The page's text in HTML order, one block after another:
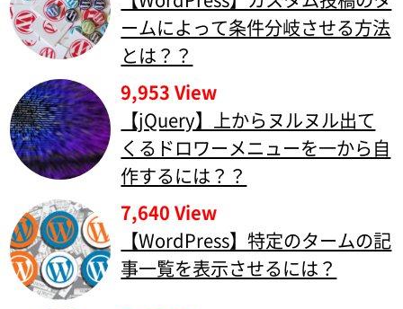
ームによって条件分岐させる方法
とは？？
9,953 View
【jQuery】上からヌルヌル出て
くるドロワーメニューを一から自
作するには？？
7,640 View
【WordPress】特定のタームの記
事一覧を表示させるには？